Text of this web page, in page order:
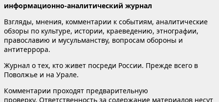
информационно-аналитический журнал
Взгляды, мнения, комментарии к событиям, аналитические
обзоры по культуре, истории, краеведению, этнографии,
православию и мусульманству, вопросам обороны и
антитеррора.
Журнал о тех, кто живет посреди России. Прежде всего в
Поволжье и на Урале.
Комментарии проходят предварительную
проверку. Ответственность за содержание материалов несут